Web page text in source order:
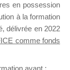
de
à
en possession
à la formation
délivrée en 2022
comme fonds
avant :